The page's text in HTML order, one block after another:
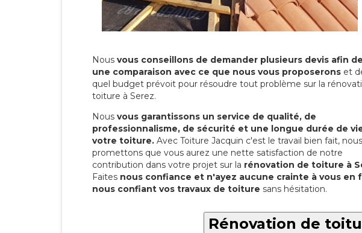
Nous vous conseillons de demander plusieurs devis afin
une comparaison avec ce que nous vous proposerons et
quel budget prévoit pour résoudre tout problème sur la
toiture à Serez.
Nous vous garantissons un service de qualité, de
professionnalisme, de sécurité et une longue durée de
votre toiture. Avec Toiture Jacquin c'est le travail bien fait,
promettons que vous aurez une nette satisfaction de notre
contribution dans votre projet sur la rénovation de toiture à
Faites nous confiance et n'ayez aucune crainte à vous en
nous confiant vos travaux de toiture sans hésitation.
Rénovation de